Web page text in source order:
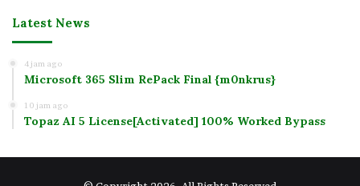
Latest News
4 jam ago
Microsoft 365 Slim RePack Final {m0nkrus}
10 jam ago
Topaz AI 5 License[Activated] 100% Worked Bypass